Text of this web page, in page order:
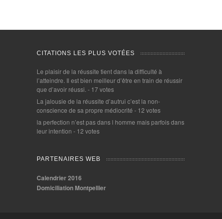
CITATIONS LES PLUS VOTÉES
Le plaisir de la réussite tient dans la difficulté à
l’atteindre. Il est bien meilleur d’être en train de réussir
que d’avoir réussi. - 17 votes
La jalousie de la réussite d’autrui c’est la non-
conscience de sa propre médiocrité - 12 votes
la perfection n’est pas dans l homme mais parfois dans
leur intention - 12 votes
PARTENAIRES WEB
Calendrier 2016
Domiciliation Montpellier